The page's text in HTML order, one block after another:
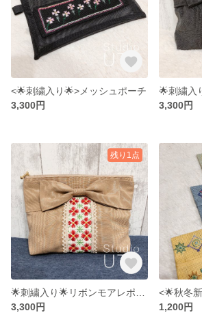
<🌟刺繍入り🌟>メッシュポーチ
3,300円
3,300円
残り1点
3,300円
1,200円